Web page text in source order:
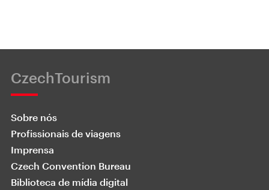
CzechTourism
Sobre nós
Profissionais de viagens
Imprensa
Czech Convention Bureau
Biblioteca de mídia digital